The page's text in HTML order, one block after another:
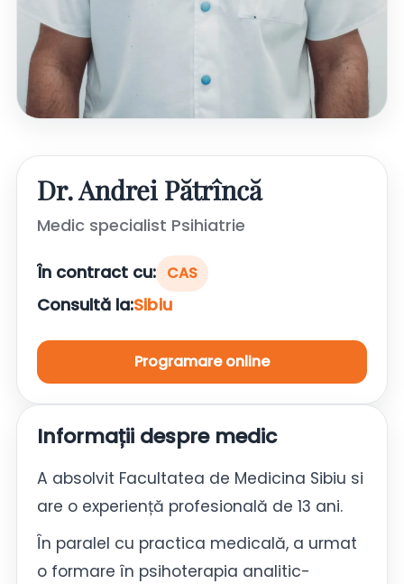
Dr. Andrei Pătrîncă
Medic specialist Psihiatrie
În contract cu: CAS
Consultă la:Sibiu
Programare online
Informații despre medic
A absolvit Facultatea de Medicina Sibiu si
are o experiență profesională de 13 ani.
În paralel cu practica medicală, a urmat
o formare în psihoterapia analitic-